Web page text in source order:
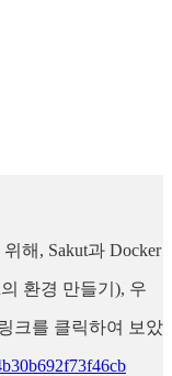
해, Sakut과 Docker
의 환경 만들기), 우
크를 클릭하여 보았